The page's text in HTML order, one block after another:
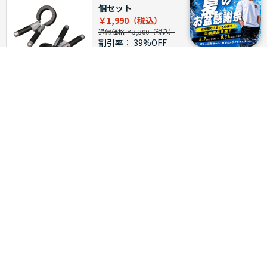
個セット
￥1,990
通常価格 ￥3,300
割引率： 39%OFF